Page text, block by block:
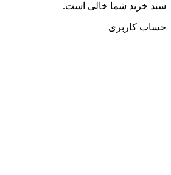
سبد خرید شما خالی است.
حساب کاربری